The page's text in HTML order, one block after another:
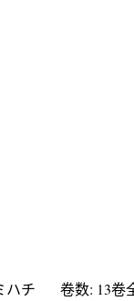
ハチ 卷数: 13